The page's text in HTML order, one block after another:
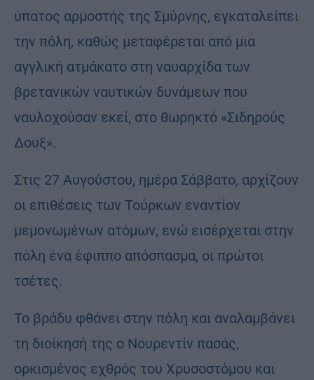
ύπατος αρμοστής της Σμύρνης, εγκαταλείπει
την πόλη, καθώς μεταφέρεται από μια
αγγλική ατμάκατο στη ναυαρχίδα των
βρετανικών ναυτικών δυνάμεων που
ναυλοχούσαν εκεί, στο θωρηκτό «Σιδηρούς
Δουξ».
Στις 27 Αυγούστου, ημέρα Σάββατο, αρχίζουν
οι επιθέσεις των Τούρκων εναντίον
μεμονωμένων ατόμων, ενώ εισέρχεται στην
πόλη ένα έφιππο απόσπασμα, οι πρώτοι
τσέτες.
Το βράδυ φθάνει στην πόλη και αναλαμβάνει
τη διοίκησή της ο Νουρεντίν πασάς,
ορκισμένος εχθρός του Χρυσοστόμου και